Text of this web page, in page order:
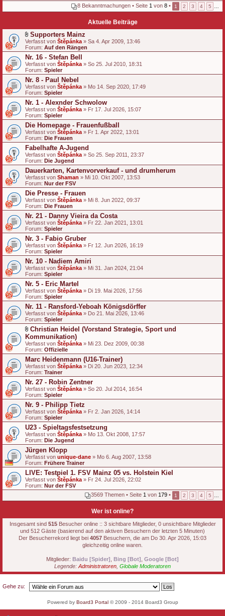
8 Bekanntmachungen • Seite 1 von 8 • 1 2 3 4 5
Aktuelle Beiträge
D
a
t
e
i
a
n
h
a
n
g
Supporters Mainz
Verfasst von Štěpánka » Sa 4. Apr 2009, 13:46
Forum: Auf den Rängen
Nr. 16 - Stefan Bell
Verfasst von Štěpánka » So 25. Jul 2010, 18:31
Forum: Spieler
Nr. 8 - Paul Nebel
Verfasst von Štěpánka » Mo 14. Sep 2020, 17:49
Forum: Spieler
Nr. 1 - Alexnder Schwolow
Verfasst von Štěpánka » Fr 17. Jul 2026, 15:07
Forum: Spieler
Die Homepage - Frauenfußball
Verfasst von Štěpánka » Fr 1. Apr 2022, 13:01
Forum: Die Frauen
Fabelhafte A-Jugend
Verfasst von Štěpánka » So 25. Sep 2011, 23:37
Forum: Die Jugend
Dauerkarten, Kartenvorverkauf - und drumherum
Verfasst von Shaman » Mi 10. Okt 2007, 13:53
Forum: Nur der FSV
Die Presse - Frauen
Verfasst von Štěpánka » Mi 8. Jun 2022, 09:37
Forum: Die Frauen
Nr. 21 - Danny Vieira da Costa
Verfasst von Štěpánka » Fr 22. Jan 2021, 13:01
Forum: Spieler
Nr. 3 - Fabio Gruber
Verfasst von Štěpánka » Fr 12. Jun 2026, 16:19
Forum: Spieler
Nr. 10 - Nadiem Amiri
Verfasst von Štěpánka » Mi 31. Jan 2024, 21:04
Forum: Spieler
Nr. 5 - Eric Martel
Verfasst von Štěpánka » Di 19. Mai 2026, 17:56
Forum: Spieler
Nr. 11 - Ransford-Yeboah Königsdörffer
Verfasst von Štěpánka » Do 21. Mai 2026, 13:46
Forum: Spieler
D
a
t
e
i
a
n
h
a
n
g
Christian Heidel (Vorstand Strategie, Sport und
Kommunikation)
Verfasst von Štěpánka » Mi 23. Dez 2009, 00:38
Forum: Offizielle
Marc Heidenmann (U16-Trainer)
Verfasst von Štěpánka » Di 20. Jun 2023, 12:34
Forum: Trainer
Nr. 27 - Robin Zentner
Verfasst von Štěpánka » So 20. Jul 2014, 16:54
Forum: Spieler
Nr. 9 - Philipp Tietz
Verfasst von Štěpánka » Fr 2. Jan 2026, 14:14
Forum: Spieler
U23 - Spieltagsfestsetzung
Verfasst von Štěpánka » Mo 13. Okt 2008, 17:57
Forum: Die Jugend
Jürgen Klopp
Verfasst von unique-dane » Mo 6. Aug 2007, 13:58
Forum: Frühere Trainer
LIVE: Testpiel 1. FSV Mainz 05 vs. Holstein Kiel
Verfasst von Štěpánka » Fr 24. Jul 2026, 22:02
Forum: Nur der FSV
3569 Themen • Seite 1 von 179 • 1 2 3 4 5
Wer ist online?
Insgesamt sind 515Besucher online :: 3 sichtbare Mitglieder, 0 unsichtbare Mitglieder
und 512 Gäste (basierend auf den aktiven Besuchern der letzten 5 Minuten)
Der Besucherrekord liegt bei 4057 Besuchern, die am Do 30. Apr 2026, 15:03
gleichzeitig online waren.
Mitglieder: Baidu [Spider] Bing [Bot] Google [Bot]
Legende: Administratoren Globale Moderatoren
Gehe zu:
Powered by Board3 Portal© 2009 - 2014 Board3 Group